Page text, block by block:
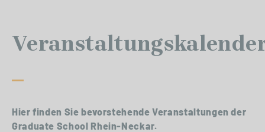
Hier finden Sie bevorstehende Veranstaltungen der
Graduate School Rhein-Neckar.